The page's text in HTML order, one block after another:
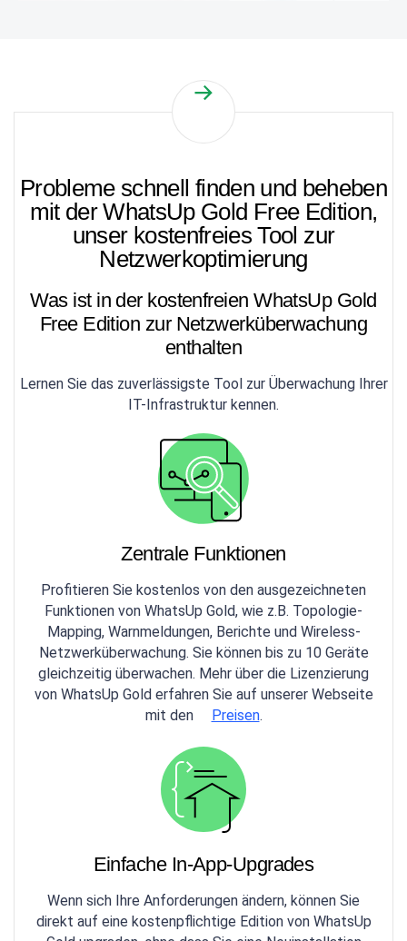
Probleme schnell finden und beheben
mit der WhatsUp Gold Free Edition,
unser kostenfreies Tool zur
Netzwerkoptimierung
Was ist in der kostenfreien WhatsUp Gold
Free Edition zur Netzwerküberwachung
enthalten
Lernen Sie das zuverlässigste Tool zur Überwachung Ihrer
IT-Infrastruktur kennen.
Zentrale Funktionen
Profitieren Sie kostenlos von den ausgezeichneten
Funktionen von WhatsUp Gold, wie z.B. Topologie-
Mapping, Warnmeldungen, Berichte und Wireless-
Netzwerküberwachung. Sie können bis zu 10 Geräte
gleichzeitig überwachen. Mehr über die Lizenzierung
von WhatsUp Gold erfahren Sie auf unserer Webseite
mit den
Preisen.
Einfache In-App-Upgrades
Wenn sich Ihre Anforderungen ändern, können Sie
direkt auf eine kostenpflichtige Edition von WhatsUp